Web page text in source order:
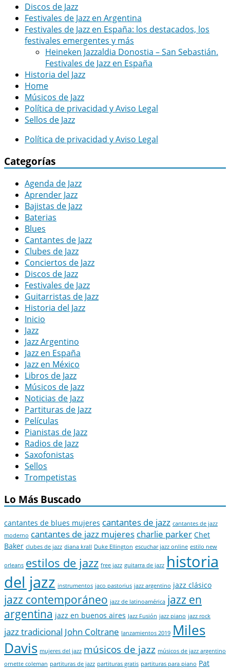
Discos de Jazz
Festivales de Jazz en Argentina
Festivales de Jazz en España: los destacados, los
festivales emergentes y más
Heineken Jazzaldia Donostia – San Sebastián.
Festivales de Jazz en España
Historia del Jazz
Home
Músicos de Jazz
Política de privacidad y Aviso Legal
Sellos de Jazz
Política de privacidad y Aviso Legal
Categorías
Agenda de Jazz
Aprender Jazz
Bajistas de Jazz
Baterias
Blues
Cantantes de Jazz
Clubes de Jazz
Conciertos de Jazz
Discos de Jazz
Festivales de Jazz
Guitarristas de Jazz
Historia del Jazz
Inicio
Jazz
Jazz Argentino
Jazz en España
Jazz en México
Libros de Jazz
Músicos de Jazz
Noticias de Jazz
Partituras de Jazz
Películas
Pianistas de Jazz
Radios de Jazz
Saxofonistas
Sellos
Trompetistas
Lo Más Buscado
cantantes de blues mujeres cantantes de jazz cantantes de jazz
moderno cantantes de jazz mujeres charlie parker Chet
Baker clubes de jazz diana krall Duke Ellington escuchar jazz online estilo new
orleans estilos de jazz free jazz guitarra de jazz historia
del jazz instrumentos jaco pastorius jazz argentino jazz clásico
jazz contemporáneo jazz de latinoamérica jazz en
argentina jazz en buenos aires Jazz Fusión jazz piano jazz rock
jazz tradicional John Coltrane lanzamientos 2019 Miles
Davis mujeres del jazz músicos de jazz músicos de jazz argentino
ornette coleman partituras de jazz partituras gratis partituras para piano Pat